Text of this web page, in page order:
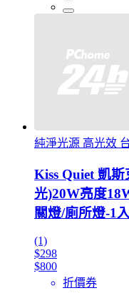
純淨光源 高光效
Kiss Quiet 凱
光)20W亮度
關燈/廁所燈-1
(1)
$298
$800
折價券